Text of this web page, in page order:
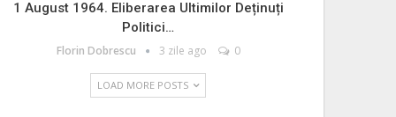
1 August 1964. Eliberarea Ultimilor Deținuți
Politici…
Florin Dobrescu 3 zile ago 0
LOAD MORE POSTS